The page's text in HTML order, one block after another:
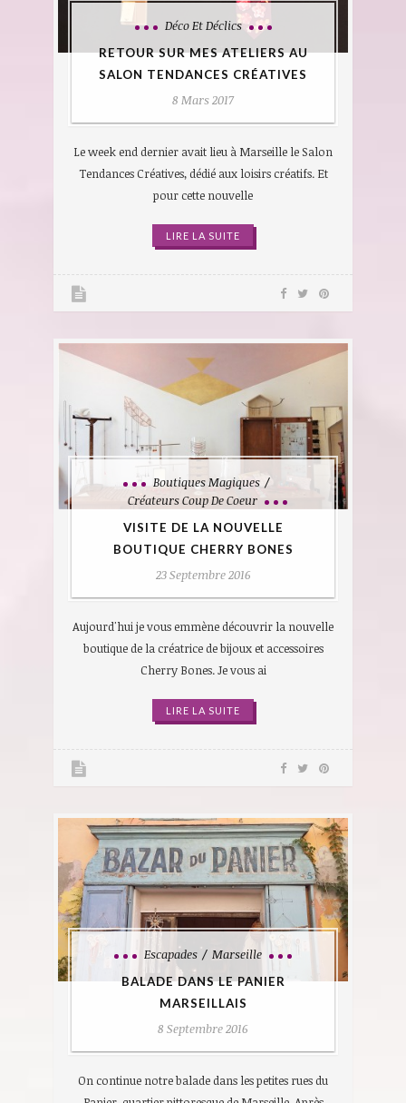
Déco Et Déclics
RETOUR SUR MES ATELIERS AU
SALON TENDANCES CRÉATIVES
8 Mars 2017
Le week end dernier avait lieu à Marseille le Salon
Tendances Créatives, dédié aux loisirs créatifs. Et
pour cette nouvelle
LIRE LA SUITE
Boutiques Magiques
Créateurs Coup De Coeur
VISITE DE LA NOUVELLE
BOUTIQUE CHERRY BONES
23 Septembre 2016
Aujourd'hui je vous emmène découvrir la nouvelle
boutique de la créatrice de bijoux et accessoires
Cherry Bones. Je vous ai
LIRE LA SUITE
Escapades Marseille
BALADE DANS LE PANIER
MARSEILLAIS
8 Septembre 2016
On continue notre balade dans les petites rues du